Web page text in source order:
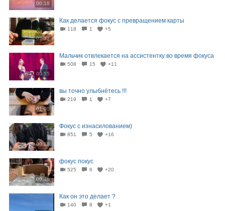
00:18
02:32
Как делается фокус с превращением карты
118 1 +5
00:55
Мальчик отвлекается на ассистентку во время фокуса
508 15 +11
01:00
вы точно улыбнётесь !!!
219 1 +7
00:28
Фокус с изнасилованием)
851 5 +16
00:46
фокус покус
525 6 +20
Как он это делает ?
140 8 +1